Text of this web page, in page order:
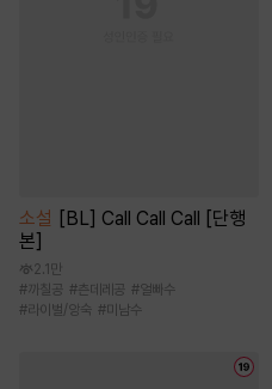
소설 [BL] Call Call Call [단행
본]
2.1만
#까칠공 #츤데레공 #얼빠수
#라이벌/앙숙 #미남수